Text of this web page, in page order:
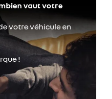
vaut votre
votre véhicule en